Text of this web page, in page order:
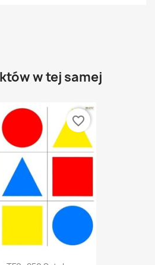
w tej samej
favorite_border